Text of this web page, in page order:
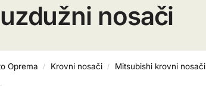
nosači
Oprema / Krovni nosači / Mitsubishi krovni nosači